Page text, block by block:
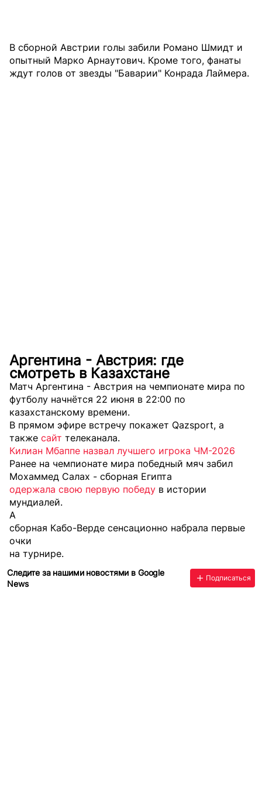
В сборной Австрии голы забили Романо Шмидт и
опытный Марко Арнаутович. Кроме того, фанаты
ждут голов от звезды "Баварии" Конрада Лаймера.
Аргентина - Австрия: где
смотреть в Казахстане
Матч Аргентина - Австрия на чемпионате мира по
футболу начнётся 22 июня в 22:00 по
казахстанскому времени.
В прямом эфире встречу покажет Qazsport, а
также сайт телеканала.
Килиан Мбаппе назвал лучшего игрока ЧМ-2026
Ранее на чемпионате мира победный мяч забил
Мохаммед Салах - сборная Египта
одержала свою первую победу в истории
мундиалей.
А
сборная Кабо-Верде сенсационно набрала первые
очки
на турнире.
Следите за нашими новостями в Google
News
Подписаться